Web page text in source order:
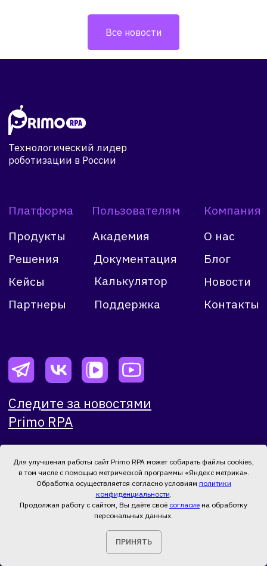
Все новости
Для улучшения работы сайт Primo RPA может собирать файлы cookies,
в том числе с помощью метрической программы «Яндекс метрика».
Обработка осуществляется согласно условиям политики
конфиденциальности.
Продолжая работу с сайтом, Вы даёте своё согласие на обработку
персональных данных.
ПРИНЯТЬ